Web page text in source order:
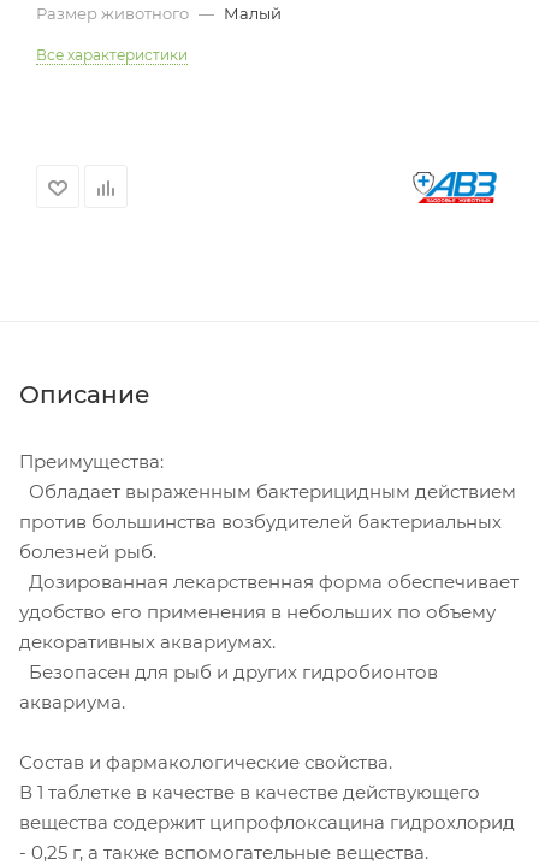
Размер животного — Малый
Все характеристики
Описание
Преимущества:
Обладает выраженным бактерицидным действием
против большинства возбудителей бактериальных
болезней рыб.
Дозированная лекарственная форма обеспечивает
удобство его применения в небольших по объему
декоративных аквариумах.
Безопасен для рыб и других гидробионтов
аквариума.
Состав и фармакологические свойства.
В 1 таблетке в качестве в качестве действующего
вещества содержит ципрофлоксацина гидрохлорид
- 0,25 г, а также вспомогательные вещества.